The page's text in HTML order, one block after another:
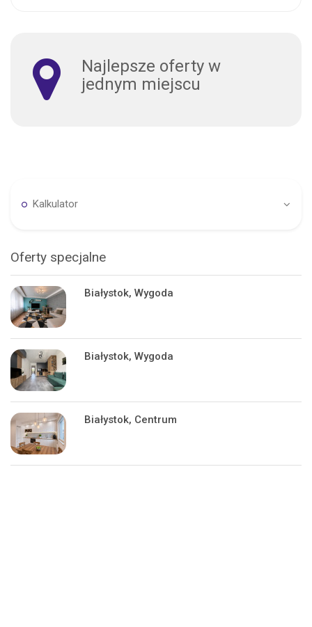
Najlepsze oferty w
jednym miejscu
Kalkulator
Oferty specjalne
Białystok, Wygoda
Białystok, Wygoda
Białystok, Centrum